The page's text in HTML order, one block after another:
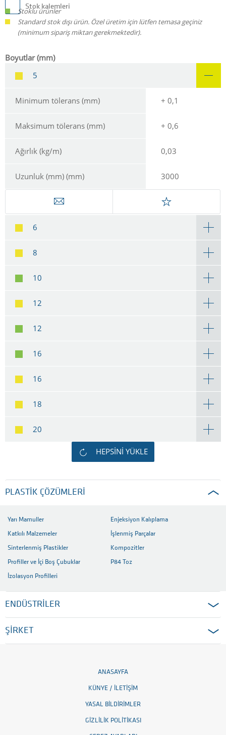
Stok kalemleri
Stoklu ürünler
Standard stok dışı ürün. Özel üretim için lütfen temasa geçiniz
(minimum sipariş miktarı gerekmektedir).
Boyutlar (mm)
5
Minimum tölerans (mm) + 0,1
Maksimum tölerans (mm) + 0,6
Ağırlık (kg/m) 0,03
Uzunluk (mm) (mm) 3000
6
8
10
12
12
16
16
18
20
HEPSINI YÜKLE
PLASTIK ÇÖZÜMLERI
Yarı Mamuller
Katkılı Malzemeler
Sinterlenmiş Plastikler
Profiller ve İçi Boş Çubuklar
Enjeksiyon Kalıplama
İşlenmiş Parçalar
Kompozitler
P84 Toz
İzolasyon Profilleri
ENDÜSTRİLER
ŞİRKET
ANASAYFA
KÜNYE / İLETIŞIM
YASAL BILDIRIMLER
GIZLILIK POLITIKASI